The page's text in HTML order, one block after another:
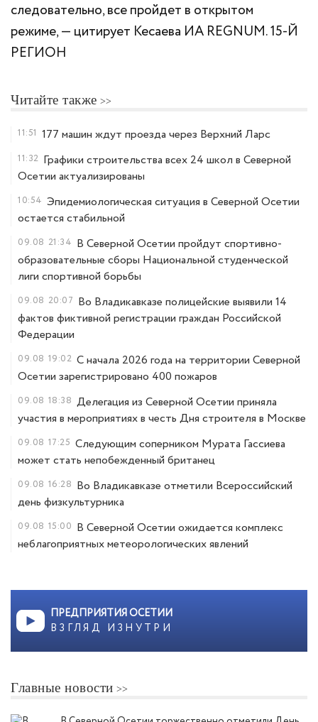
следовательно, все пройдет в открытом
режиме, — цитирует Кесаева ИА REGNUM. 15-Й
РЕГИОН
Читайте также
11:51 177 машин ждут проезда через Верхний Ларс
11:32 Графики строительства всех 24 школ в Северной
Осетии актуализированы
10:54 Эпидемиологическая ситуация в Северной Осетии
остается стабильной
09.08 21:34 В Северной Осетии пройдут спортивно-
образовательные сборы Национальной студенческой
лиги спортивной борьбы
09.08 20:07 Во Владикавказе полицейские выявили 14
фактов фиктивной регистрации граждан Российской
Федерации
09.08 19:02 С начала 2026 года на территории Северной
Осетии зарегистрировано 400 пожаров
09.08 18:38 Делегация из Северной Осетии приняла
участия в мероприятиях в честь Дня строителя в Москве
09.08 17:25 Следующим соперником Мурата Гассиева
может стать непобежденный британец
09.08 16:28 Во Владикавказе отметили Всероссийский
день физкультурника
09.08 15:00 В Северной Осетии ожидается комплекс
неблагоприятных метеорологических явлений
ПРЕДПРИЯТИЯ ОСЕТИИ
ВЗГЛЯД ИЗНУТРИ
Главные новости